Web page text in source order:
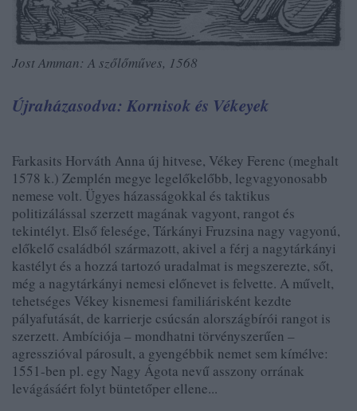
Jost Amman: A szőlőműves, 1568
Újraházasodva: Kornisok és Vékeyek
Farkasits Horváth Anna új hitvese, Vékey Ferenc (meghalt
1578 k.) Zemplén megye legelőkelőbb, legvagyonosabb
nemese volt. Ügyes házasságokkal és taktikus
politizálással szerzett magának vagyont, rangot és
tekintélyt. Első felesége, Tárkányi Fruzsina nagy vagyonú,
előkelő családból származott, akivel a férj a nagytárkányi
kastélyt és a hozzá tartozó uradalmat is megszerezte, sőt,
még a nagytárkányi nemesi előnevet is felvette. A művelt,
tehetséges Vékey kisnemesi familiárisként kezdte
pályafutását, de karrierje csúcsán alországbírói rangot is
szerzett. Ambíciója – mondhatni törvényszerűen –
agresszióval párosult, a gyengébbik nemet sem kímélve:
1551-ben pl. egy Nagy Ágota nevű asszony orrának
levágásáért folyt büntetőper ellene...